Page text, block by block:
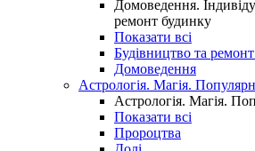
Домоведення.
ремонт будинку
Показати всі
Будівництво та
Домоведення
Астрологія. Магія.
Астрологія. Магія.
Показати всі
Пророцтва